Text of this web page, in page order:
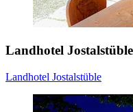
Landhotel Jostalstüble
Landhotel Jostalstüble